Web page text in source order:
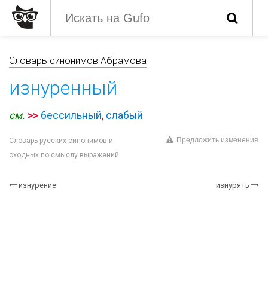
Словарь синонимов Абрамова
изнуренный
см. >> бессильный, слабый
Словарь русских синонимов и
сходных по смыслу выражений
Предложить изменения
изнурение изнурять